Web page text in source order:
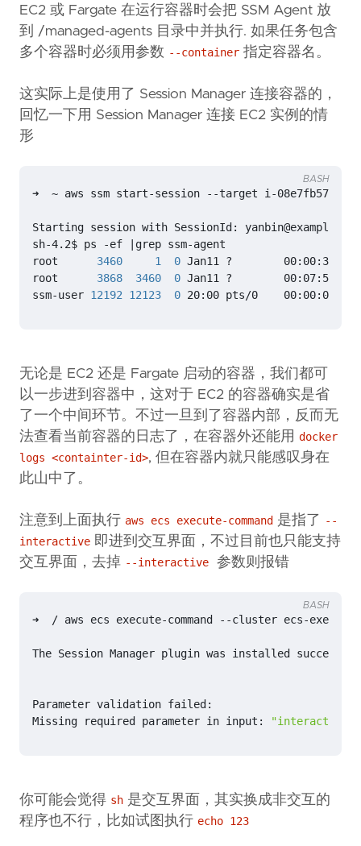
EC2 或 Fargate 在运行容器时会把 SSM Agent 放
到 /managed-agents 目录中并执行. 如果任务包含
多个容器时必须用参数 --container 指定容器名。
这实际上是使用了 Session Manager 连接容器的，
回忆一下用 Session Manager 连接 EC2 实例的情
形
sh-4.2$ ps -ef
root 3460 1
0
root 3868 3460
0
ssm-user 12192 12123 0 20:00 pts/0    00:00:00
BASH
无论是 EC2 还是 Fargate 启动的容器，我们都可
以一步进到容器中，这对于 EC2 的容器确实是省
了一个中间环节。不过一旦到了容器内部，反而无
法查看当前容器的日志了，在容器外还能用 docker
logs <containter-id>, 但在容器内就只能感叹身在
此山中了。
注意到上面执行 aws ecs execute-command 是指了
--
interactive 即进到交互界面，不过目前也只能支持
交互界面，去掉 --interactive 参数则报错
➜  / aws ecs execute-command --cluster ecs-exec-
Missing required parameter in input: "interactive"
BASH
你可能会觉得 sh 是交互界面，其实换成非交互的
程序也不行，比如试图执行 echo 123